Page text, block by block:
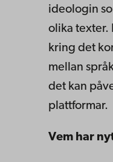
ideologin
olika texter.
kring det
mellan
det kan
plattformar.
Vem har